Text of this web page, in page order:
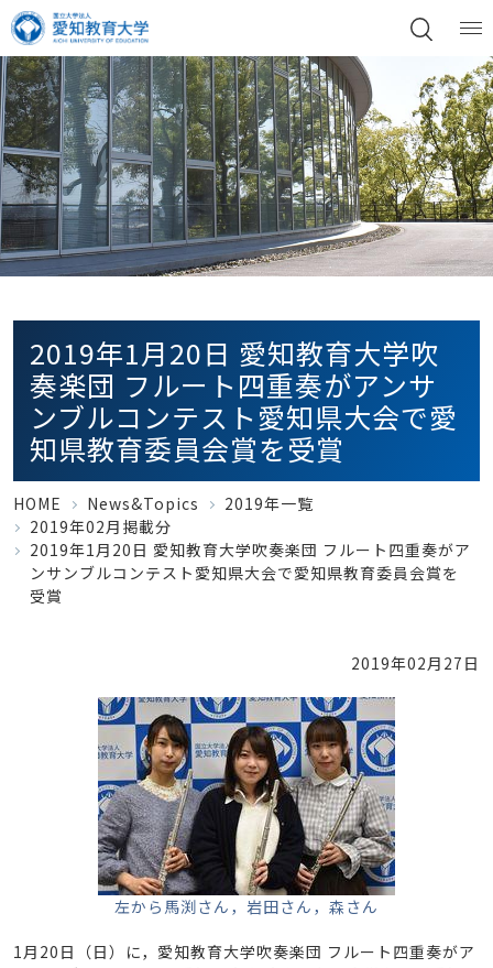
2019年1月20日 愛知教育大学吹
奏楽団 フルート四重奏がアンサ
ンブルコンテスト愛知県大会で愛
知県教育委員会賞を受賞
HOME News&Topics
2019年一覧
2019年02月掲載分
2019年1月20日 愛知教育大学吹奏楽団 フルート四重奏がア
ンサンブルコンテスト愛知県大会で愛知県教育委員会賞を
受賞
2019年02月27日
左から馬渕さん，岩田さん，森さん
1月20日（日）に，愛知教育大学吹奏楽団 フルート四重奏がア